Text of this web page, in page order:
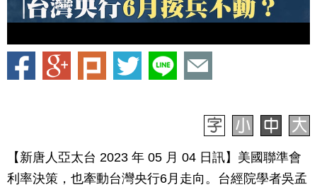
【新唐人亞太台 2023 年 05 月 04 日訊】美國聯準會
利率決策，也牽動台灣央行6月走向。台經院學者吳孟